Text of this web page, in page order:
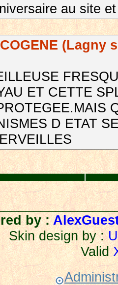
au site
(Lagny
ET CETTE
D ETAT
by :
Skin design by :
Valid